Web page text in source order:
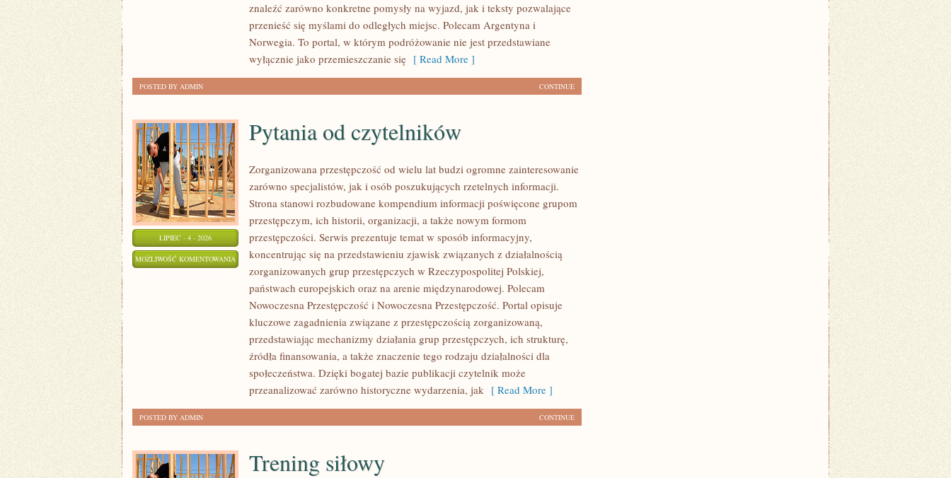
znaleźć zarówno konkretne pomysły na wyjazd, jak i teksty pozwalające
przenieść się myślami do odległych miejsc. Polecam Argentyna i
Norwegia. To portal, w którym podróżowanie nie jest przedstawiane
wyłącznie jako przemieszczanie się [ Read More ]
CONTINUE
POSTED BY ADMIN
LIPIEC - 4 - 2026
MOŻLIWOŚĆ KOMENTOWANIA PYTANIA
CZYTELNIKÓW
Pytania od czytelników
Zorganizowana przestępczość od wielu lat budzi ogromne zainteresowanie
zarówno specjalistów, jak i osób poszukujących rzetelnych informacji.
Strona stanowi rozbudowane kompendium informacji poświęcone grupom
przestępczym, ich historii, organizacji, a także nowym formom
przestępczości. Serwis prezentuje temat w sposób informacyjny,
koncentrując się na przedstawieniu zjawisk związanych z działalnością
zorganizowanych grup przestępczych w Rzeczypospolitej Polskiej,
państwach europejskich oraz na arenie międzynarodowej. Polecam
Nowoczesna Przestępczość i Nowoczesna Przestępczość. Portal opisuje
kluczowe zagadnienia związane z przestępczością zorganizowaną,
przedstawiając mechanizmy działania grup przestępczych, ich strukturę,
źródła finansowania, a także znaczenie tego rodzaju działalności dla
społeczeństwa. Dzięki bogatej bazie publikacji czytelnik może
przeanalizować zarówno historyczne wydarzenia, jak [ Read More ]
CONTINUE
POSTED BY ADMIN
Trening siłowy